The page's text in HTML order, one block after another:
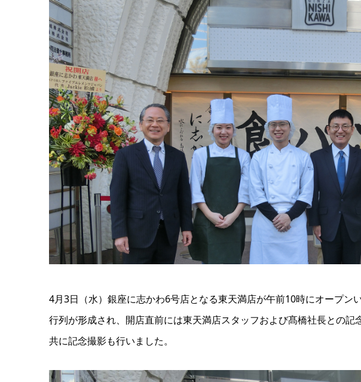
4月3日（水）銀座に志かわ6号店となる東天満店が午前10時にオープン
行列が形成され、開店直前には東天満店スタッフおよび髙橋社長との
共に記念撮影も行いました。